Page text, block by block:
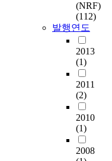
(NRF)
(112)
발행연도
2013
(1)
2011
(2)
2010
(1)
2008